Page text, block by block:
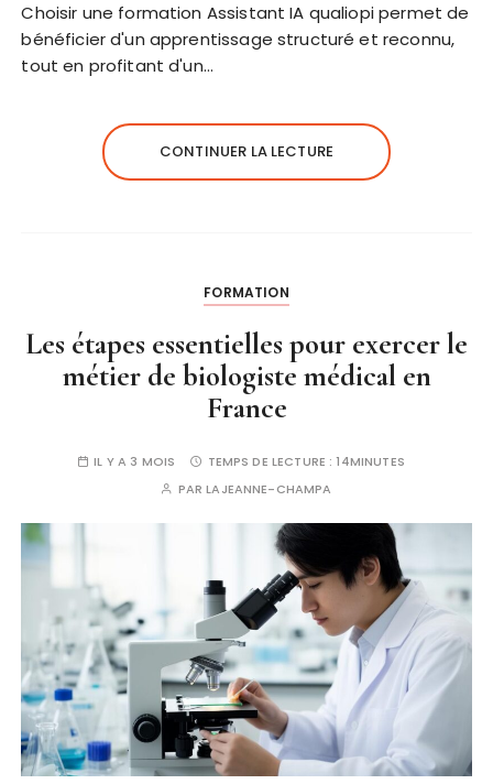
Choisir une formation Assistant IA qualiopi permet de
bénéficier d'un apprentissage structuré et reconnu,
tout en profitant d'un…
CONTINUER LA LECTURE
FORMATION
Les étapes essentielles pour exercer le
métier de biologiste médical en
France
IL Y A 3 MOIS TEMPS DE LECTURE :14MINUTES
PARLAJEANNE-CHAMPA